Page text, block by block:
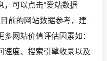
，可以点击"爱站数据
前的网站数据参考，建
网站价值评估因素如：
度、搜索引擎收录以及